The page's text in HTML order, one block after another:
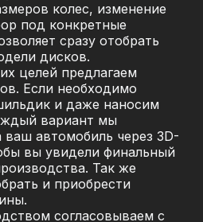
колес, изменение
под конкретные
сразу отобрать
дисков.
целей предлагаем
Если необходимо
и даже наносим
вариант мы
автомобиль через 3D-
вы увидели финальный
Так же
и приобрести
согласовываем с